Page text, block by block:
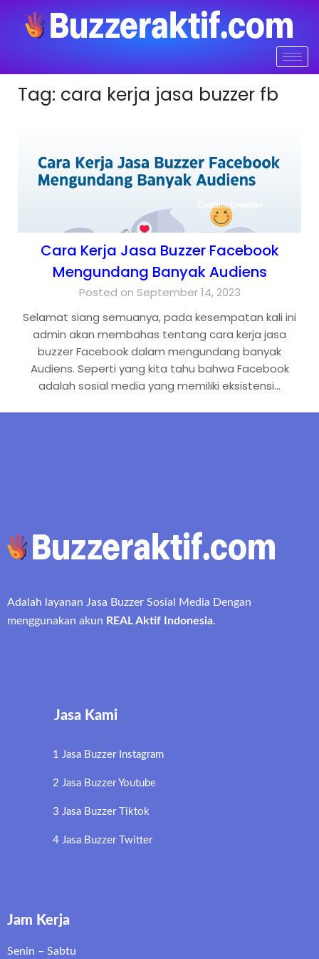
Tag: cara kerja jasa buzzer fb
Cara Kerja Jasa Buzzer Facebook
Mengundang Banyak Audiens
Posted on September 14, 2023
Selamat siang semuanya, pada kesempatan kali ini
admin akan membahas tentang cara kerja jasa
buzzer Facebook dalam mengundang banyak
Audiens. Seperti yang kita tahu bahwa Facebook
adalah sosial media yang memiliki eksistensi…
Adalah layanan Jasa Buzzer Sosial Media Dengan
menggunakan akun REAL Aktif Indonesia.
Jasa Kami
1 Jasa Buzzer Instagram
2 Jasa Buzzer Youtube
3 Jasa Buzzer Tiktok
4 Jasa Buzzer Twitter
Jam Kerja
Senin – Sabtu